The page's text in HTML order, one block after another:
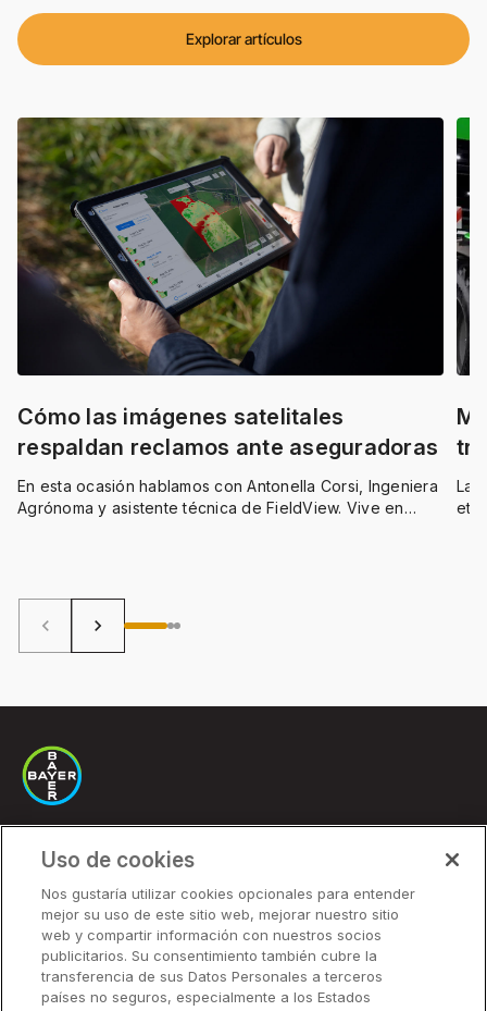
Explorar artículos
Cómo las imágenes satelitales
respaldan reclamos ante aseguradoras
En esta ocasión hablamos con Antonella Corsi, Ingeniera
Agrónoma y asistente técnica de FieldView. Vive en
La
keyboard_arrow_left keyboard_arrow_right
Soluciones
Precios
Socios
Uso de cookies
Nos gustaría utilizar cookies opcionales para entender
mejor su uso de este sitio web, mejorar nuestro sitio
web y compartir información con nuestros socios
publicitarios. Su consentimiento también cubre la
transferencia de sus Datos Personales a terceros
países no seguros, especialmente a los Estados